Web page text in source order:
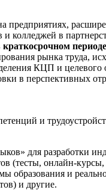
предприятиях,
и колледжей в
краткосрочном периоде
рынка труда,
КЦП и целевого
в перспективных
и
для разработки
(тесты, онлайн-
образования и
и другие.